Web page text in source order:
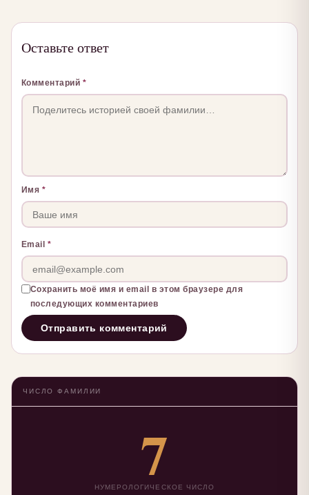
Оставьте ответ
Комментарий *
Имя *
Email *
Сохранить моё имя и email в этом браузере для
последующих комментариев
ЧИСЛО ФАМИЛИИ
7
НУМЕРОЛОГИЧЕСКОЕ ЧИСЛО